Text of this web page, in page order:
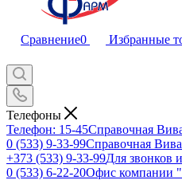
Сравнение0 Избранные
Телефоны
Телефон: 15-45Справочная
0 (533) 9-33-99Справочная
+373 (533) 9-33-99Для звонков
0 (533) 6-22-20Офис компании